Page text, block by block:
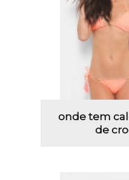
onde tem
de